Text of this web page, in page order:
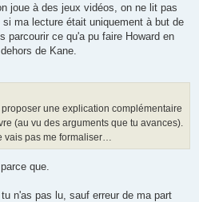
joue à des jeux vidéos, on ne lit pas
ma lecture était uniquement à but de
parcourir ce qu'a pu faire Howard en
de Kane.
une explication complémentaire
(au vu des arguments que tu avances).
vais pas me formaliser…
que.
n'as pas lu, sauf erreur de ma part